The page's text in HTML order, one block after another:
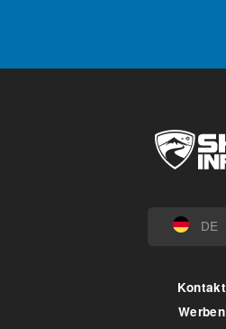
DE
Kontakt
Werben